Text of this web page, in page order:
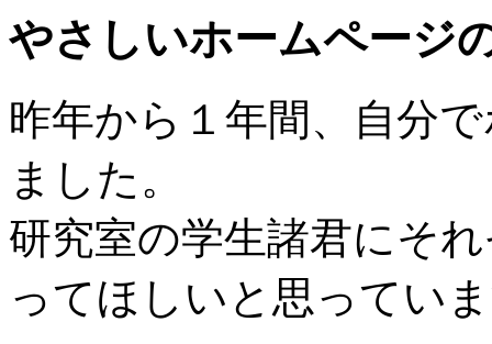
やさしいホームページ
昨年から１年間、自分
ました。
研究室の学生諸君にそ
ってほしいと思ってい